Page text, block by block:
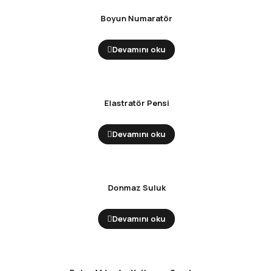
Boyun Numaratör
Devamını oku
Elastratör Pensi
Devamını oku
Donmaz Suluk
Devamını oku